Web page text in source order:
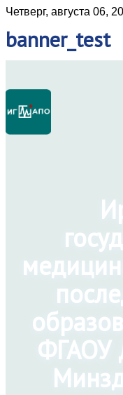
Четверг, августа 06,
banner_test